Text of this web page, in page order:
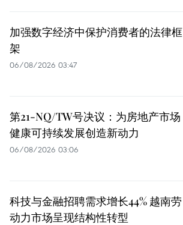
加强数字经济中保护消费者的法律框
架
06/08/2026 03:47
第21-NQ/TW号决议：为房地产市场
健康可持续发展创造新动力
06/08/2026 03:06
科技与金融招聘需求增长44% 越南劳
动力市场呈现结构性转型